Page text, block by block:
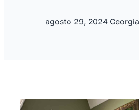
agosto 29, 2024·Georgia